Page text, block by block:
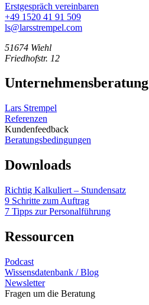
Erstgespräch vereinbaren
+49 1520 41 91 509
ls@larsstrempel.com
51674 Wiehl
Friedhofstr. 12
Unternehmensberatung
Lars Strempel
Referenzen
Kundenfeedback
Beratungsbedingungen
Downloads
Richtig Kalkuliert – Stundensatz
9 Schritte zum Auftrag
7 Tipps zur Personalführung
Ressourcen
Podcast
Wissensdatenbank / Blog
Newsletter
Fragen um die Beratung